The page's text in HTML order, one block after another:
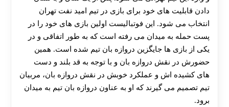
دادن قابلیت های خود برای بازی در تیم امید نفت تهران
انتخاب می شود. این فوتبالیست اولین بازی های خود را در
پست حمله به میدان می رفته است که به طور اتفاقی و در
یکی از بازی ها جایگزین دروازه بان تیم شده است. همین
حضورش در نقش دروازه بان و با توجه به قد بلند و دست
های کشیده اش و عملکرد خوبش در نقش دروازه بان، مربیان
تیم تصمیم می گیرند که او به عناون دروازه بان تیم به میدان
برود.